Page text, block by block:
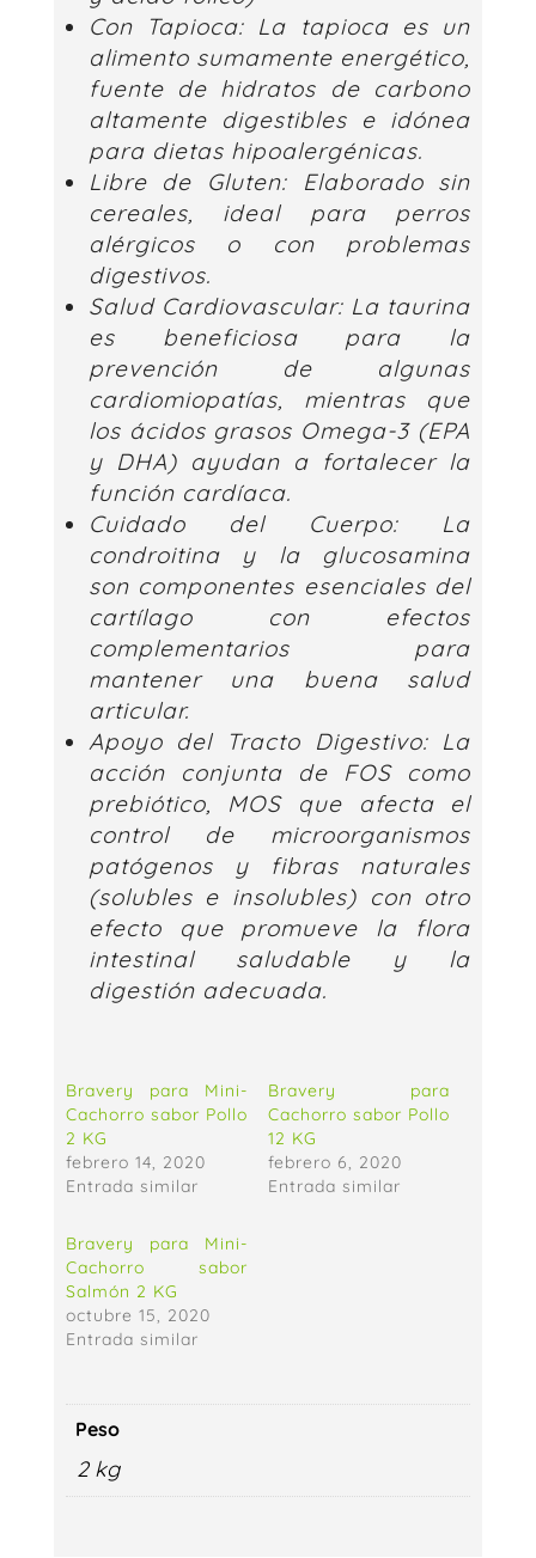
Con Tapioca: La tapioca es un
alimento sumamente energético,
fuente de hidratos de carbono
altamente digestibles e idónea
para dietas hipoalergénicas.
Libre de Gluten:
Elaborado sin
cereales, ideal para perros
alérgicos o con problemas
digestivos.
Salud Cardiovascular: La taurina
es beneficiosa para la
prevención de algunas
cardiomiopatías, mientras que
los ácidos grasos Omega-3 (EPA
y DHA) ayudan a fortalecer la
función cardíaca.
Cuidado del Cuerpo: La
condroitina y la glucosamina
son componentes esenciales del
cartílago con efectos
complementarios para
mantener una buena salud
articular.
Apoyo del Tracto Digestivo: La
acción conjunta de FOS como
prebiótico, MOS que afecta el
control de microorganismos
patógenos y fibras naturales
(solubles e insolubles) con otro
efecto que promueve la flora
intestinal saludable y la
digestión adecuada.
Bravery para Mini-
Cachorro sabor Pollo
2 KG
febrero 14, 2020
Entrada similar
Bravery para
Cachorro sabor Pollo
12 KG
febrero 6, 2020
Entrada similar
Bravery para Mini-
Cachorro sabor
Salmón 2 KG
octubre 15, 2020
Entrada similar
Peso
2 kg